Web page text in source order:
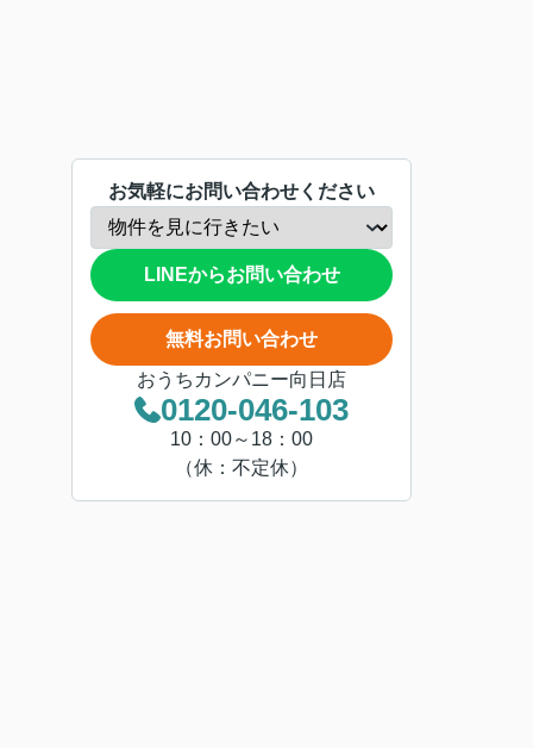
お気軽にお問い合わせください
LINEからお問い合わせ
無料お問い合わせ
おうちカンパニー向日店
0120-046-103
10：00～18：00
（休：不定休）